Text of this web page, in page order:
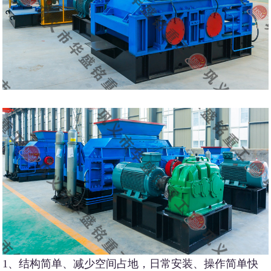
1、结构简单、减少空间占地，日常安装、操作简单快